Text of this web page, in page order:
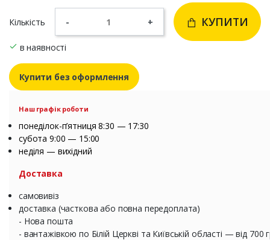
Кількість - + КУПИТИ
в наявності
Купити без оформлення
Наш графік роботи
понеділок-п’ятниця 8:30 — 17:30
субота 9:00 — 15:00
неділя — вихідний
Доставка
самовивіз
доставка (часткова або повна передоплата)
- Нова пошта
- вантажівкою по Білій Церкві та Київській області — від 700